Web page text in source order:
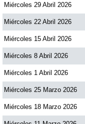
Miércoles 29 Abril 2026
Miércoles 22 Abril 2026
Miércoles 15 Abril 2026
Miércoles 8 Abril 2026
Miércoles 1 Abril 2026
Miércoles 25 Marzo 2026
Miércoles 18 Marzo 2026